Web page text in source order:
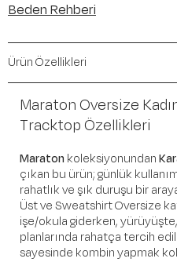
Beden Rehberi
Ürün Özellikleri
Maraton Oversize
Tracktop Özellikleri
Maraton koleksiyonundan
çıkan bu ürün; günlük
rahatlık ve şık duruşu bir
Üst ve Sweatshirt Oversize
işe/okula giderken,
planlarında rahatça tercih
sayesinde kombin yapmak